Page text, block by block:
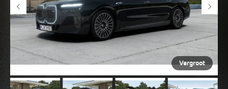
Vergroot